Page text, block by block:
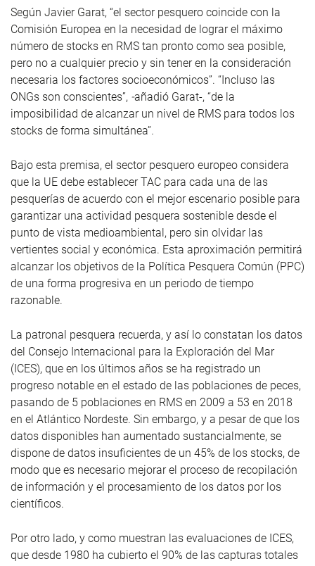
Según Javier Garat, “el sector pesquero coincide con la
Comisión Europea en la necesidad de lograr el máximo
número de stocks en RMS tan pronto como sea posible,
pero no a cualquier precio y sin tener en la consideración
necesaria los factores socioeconómicos”. “Incluso las
ONGs son conscientes”, -añadió Garat-, “de la
imposibilidad de alcanzar un nivel de RMS para todos los
stocks de forma simultánea”.
Bajo esta premisa, el sector pesquero europeo considera
que la UE debe establecer TAC para cada una de las
pesquerías de acuerdo con el mejor escenario posible para
garantizar una actividad pesquera sostenible desde el
punto de vista medioambiental, pero sin olvidar las
vertientes social y económica. Esta aproximación permitirá
alcanzar los objetivos de la Política Pesquera Común (PPC)
de una forma progresiva en un periodo de tiempo
razonable.
La patronal pesquera recuerda, y así lo constatan los datos
del Consejo Internacional para la Exploración del Mar
(ICES), que en los últimos años se ha registrado un
progreso notable en el estado de las poblaciones de peces,
pasando de 5 poblaciones en RMS en 2009 a 53 en 2018
en el Atlántico Nordeste. Sin embargo, y a pesar de que los
datos disponibles han aumentado sustancialmente, se
dispone de datos insuficientes de un 45% de los stocks, de
modo que es necesario mejorar el proceso de recopilación
de información y el procesamiento de los datos por los
científicos.
Por otro lado, y como muestran las evaluaciones de ICES,
que desde 1980 ha cubierto el 90% de las capturas totales